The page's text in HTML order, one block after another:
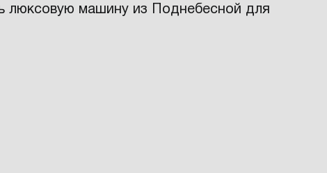
люксовую машину из Поднебесной для